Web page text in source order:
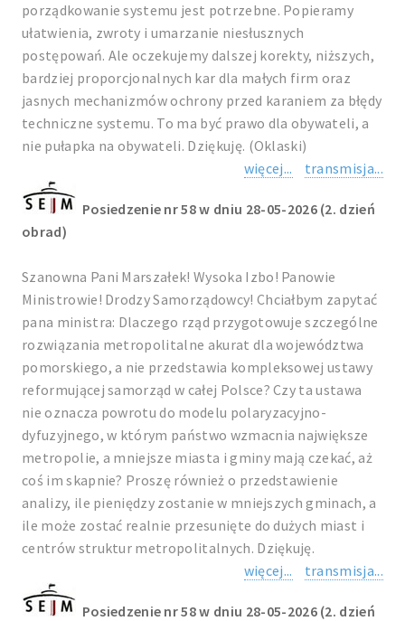
porządkowanie systemu jest potrzebne. Popieramy
ułatwienia, zwroty i umarzanie niesłusznych
postępowań. Ale oczekujemy dalszej korekty, niższych,
bardziej proporcjonalnych kar dla małych firm oraz
jasnych mechanizmów ochrony przed karaniem za błędy
techniczne systemu. To ma być prawo dla obywateli, a
nie pułapka na obywateli. Dziękuję. (Oklaski)
więcej...
transmisja...
Posiedzenie nr 58 w dniu 28-05-2026 (2. dzień
obrad)
Szanowna Pani Marszałek! Wysoka Izbo! Panowie
Ministrowie! Drodzy Samorządowcy! Chciałbym zapytać
pana ministra: Dlaczego rząd przygotowuje szczególne
rozwiązania metropolitalne akurat dla województwa
pomorskiego, a nie przedstawia kompleksowej ustawy
reformującej samorząd w całej Polsce? Czy ta ustawa
nie oznacza powrotu do modelu polaryzacyjno-
dyfuzyjnego, w którym państwo wzmacnia największe
metropolie, a mniejsze miasta i gminy mają czekać, aż
coś im skapnie? Proszę również o przedstawienie
analizy, ile pieniędzy zostanie w mniejszych gminach, a
ile może zostać realnie przesunięte do dużych miast i
centrów struktur metropolitalnych. Dziękuję.
więcej...
transmisja...
Posiedzenie nr 58 w dniu 28-05-2026 (2. dzień